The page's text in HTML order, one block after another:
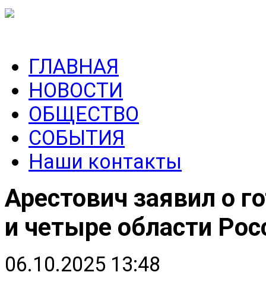
ГЛАВНАЯ
НОВОСТИ
ОБЩЕСТВО
СОБЫТИЯ
Наши контакты
Арестович заявил о
и четыре области
06.10.2025 13:48